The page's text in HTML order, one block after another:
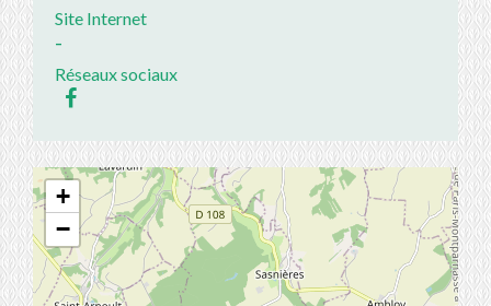
Site Internet
-
Réseaux sociaux
+
−